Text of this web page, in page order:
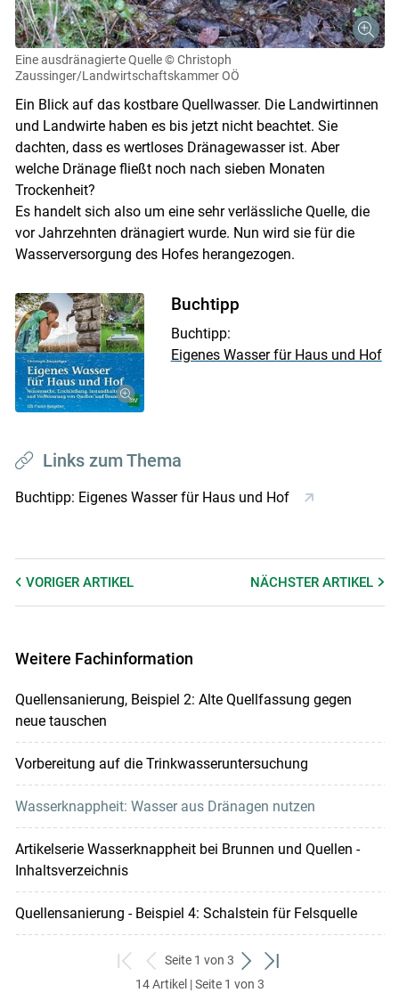
Eine ausdränagierte Quelle © Christoph
Zaussinger/Landwirtschaftskammer OÖ
Ein Blick auf das kostbare Quellwasser. Die Landwirtinnen
und Landwirte haben es bis jetzt nicht beachtet. Sie
dachten, dass es wertloses Dränagewasser ist. Aber
welche Dränage fließt noch nach sieben Monaten
Trockenheit?
Es handelt sich also um eine sehr verlässliche Quelle, die
vor Jahrzehnten dränagiert wurde. Nun wird sie für die
Wasserversorgung des Hofes herangezogen.
Buchtipp
Buchtipp:
Eigenes Wasser für Haus und Hof
Links zum Thema
Buchtipp: Eigenes Wasser für Haus und Hof
VORIGER ARTIKEL NÄCHSTERARTIKEL
Weitere Fachinformation
Quellensanierung, Beispiel 2: Alte Quellfassung gegen
neue tauschen
Vorbereitung auf die Trinkwasseruntersuchung
Wasserknappheit: Wasser aus Dränagen nutzen
Artikelserie Wasserknappheit bei Brunnen und Quellen -
Inhaltsverzeichnis
Quellensanierung - Beispiel 4: Schalstein für Felsquelle
zum
ersten
zurück
zum
Seite 1 von 3
weiter
zum
zum
14 Artikel | Seite 1 von 3